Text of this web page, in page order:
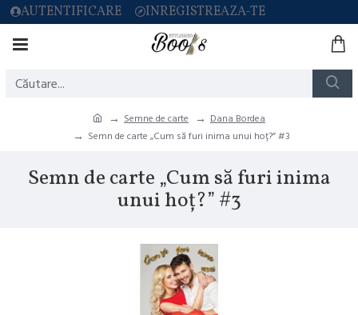
AUTENTIFICARE INREGISTREAZA-TE
Semne de carte
Dana Bordea
Semn de carte „Cum să furi inima unui hoț?” #3
Semn de carte „Cum să furi inima
unui hoț?” #3